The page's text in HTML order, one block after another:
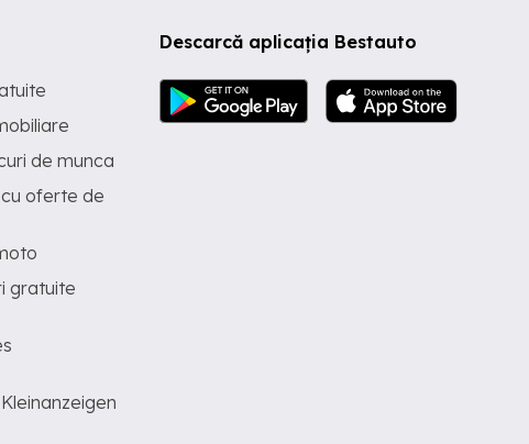
Descarcă aplicația Bestauto
de munca
oferte de
gratuite